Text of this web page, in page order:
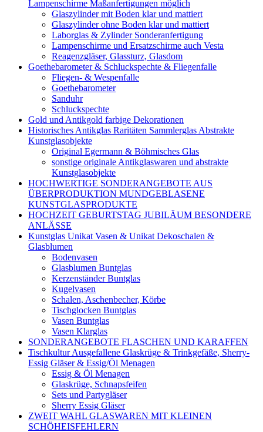
Lampenschirme Maßanfertigungen möglich
Glaszylinder mit Boden klar und mattiert
Glaszylinder ohne Boden klar und mattiert
Laborglas & Zylinder Sonderanfertigung
Lampenschirme und Ersatzschirme auch Vesta
Reagenzgläser, Glassturz, Glasdom
Goethebarometer & Schluckspechte & Fliegenfalle
Fliegen- & Wespenfalle
Goethebarometer
Sanduhr
Schluckspechte
Gold und Antikgold farbige Dekorationen
Historisches Antikglas Raritäten Sammlerglas Abstrakte
Kunstglasobjekte
Original Egermann & Böhmisches Glas
sonstige originale Antikglaswaren und abstrakte
Kunstglasobjekte
HOCHWERTIGE SONDERANGEBOTE AUS
ÜBERPRODUKTION MUNDGEBLASENE
KUNSTGLASPRODUKTE
HOCHZEIT GEBURTSTAG JUBILÄUM BESONDERE
ANLÄSSE
Kunstglas Unikat Vasen & Unikat Dekoschalen &
Glasblumen
Bodenvasen
Glasblumen Buntglas
Kerzenständer Buntglas
Kugelvasen
Schalen, Aschenbecher, Körbe
Tischglocken Buntglas
Vasen Buntglas
Vasen Klarglas
SONDERANGEBOTE FLASCHEN UND KARAFFEN
Tischkultur Ausgefallene Glaskrüge & Trinkgefäße, Sherry-
Essig Gläser & Essig/Öl Menagen
Essig & Öl Menagen
Glaskrüge, Schnapsfeifen
Sets und Partygläser
Sherry Essig Gläser
ZWEIT WAHL GLASWAREN MIT KLEINEN
SCHÖHEISFEHLERN